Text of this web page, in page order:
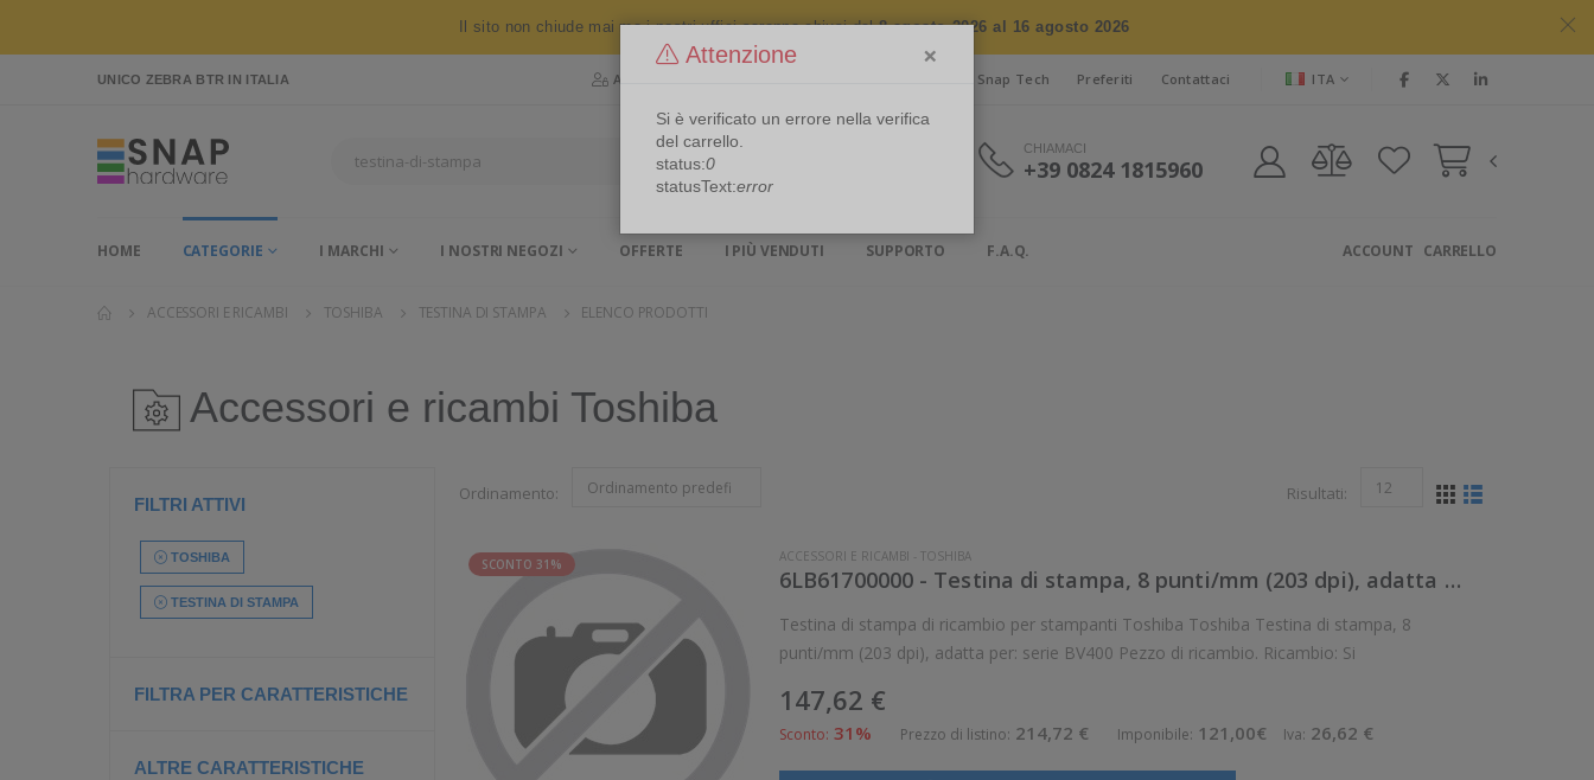
Il sito non chiude mai ma i nostri uffici saranno chiusi dal8 agosto 2026 al 16 agosto 2026
UNICO ZEBRA BTR IN ITALIA Area Riservata Snap Tech Preferiti Contattaci ITA
CHIAMACI
+39 0824 1815960
HOME CATEGORIE I MARCHI I NOSTRI NEGOZI OFFERTE I PIÙ VENDUTI SUPPORTO F.A.Q. CARRELLO
ACCOUNT
ACCESSORI E RICAMBI TOSHIBA TESTINA DI STAMPA ELENCO PRODOTTI
Accessori e ricambi Toshiba
Ordinamento: Risultati:
SCONTO 31% ACCESSORI E RICAMBI - TOSHIBA
6LB61700000 - Testina di stampa, 8 punti/mm (203 dpi), adatta per: ser
Testina di stampa di ricambio per stampanti Toshiba Toshiba Testina di stampa, 8
punti/mm (203 dpi), adatta per: serie BV400 Pezzo di ricambio. Ricambio: Si
147,62 €
Sconto: 31% Prezzo di listino: 214,72 € Imponibile: 121,00€ Iva: 26,62 €
FILTRI ATTIVI
TOSHIBA
TESTINA DI STAMPA
FILTRA PER CARATTERISTICHE
ALTRE CARATTERISTICHE
Attenzione ×
Si è verificato un errore nella verifica
del carrello.
status:0
statusText:error